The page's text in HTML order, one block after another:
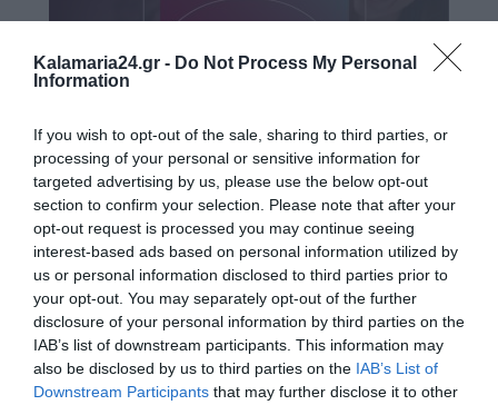
Kalamaria24.gr - Do Not Process My Personal
Information
If you wish to opt-out of the sale, sharing to third parties, or
processing of your personal or sensitive information for
targeted advertising by us, please use the below opt-out
section to confirm your selection. Please note that after your
opt-out request is processed you may continue seeing
interest-based ads based on personal information utilized by
us or personal information disclosed to third parties prior to
your opt-out. You may separately opt-out of the further
disclosure of your personal information by third parties on the
IAB’s list of downstream participants. This information may
also be disclosed by us to third parties on the IAB’s List of
Downstream Participants that may further disclose it to other
Ο ΚΑΙΡΟΣ
32